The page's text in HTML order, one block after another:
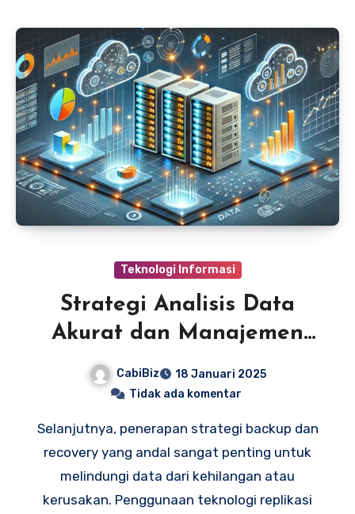
Teknologi Informasi
Strategi Analisis Data
Akurat dan Manajemen
Basis Data Efektif
CabiBiz
18 Januari 2025
Tidak ada komentar
Selanjutnya, penerapan strategi backup dan
recovery yang andal sangat penting untuk
melindungi data dari kehilangan atau
kerusakan. Penggunaan teknologi replikasi